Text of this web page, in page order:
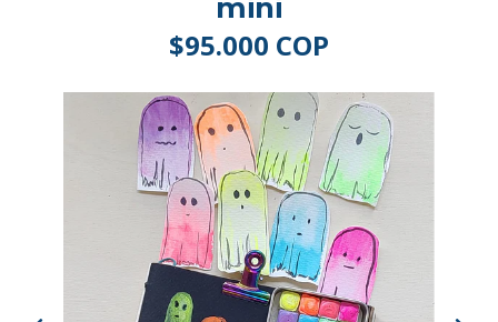
mini
$95.000 COP